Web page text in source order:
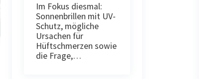
Im Fokus diesmal:
Sonnenbrillen mit UV-
Schutz, mögliche
Ursachen für
Hüftschmerzen sowie
die Frage,…